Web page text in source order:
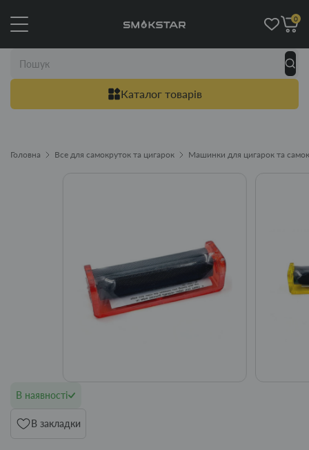
Каталог товарів
0
Головна Все для самокруток та цигарок Машинки для цигарок та
В наявності
В закладки